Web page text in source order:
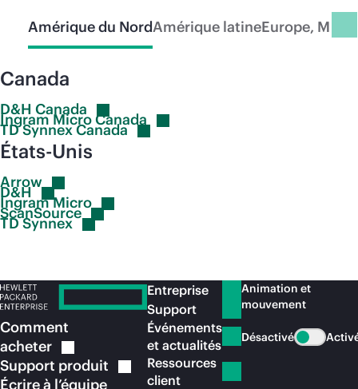
Amérique du NordAmérique latineEurope,
Canada
D&H Canada
Ingram MicroCanada
TD SynnexCanada
États-Unis
Arrow
D&H
IngramMicro
ScanSource
TDSynnex
Comment
acheter
Support produit
Écrire à l’équipe
Entreprise
Support
Événements
et actualités
Ressources
client
Animation et
mouvement
Désactivé